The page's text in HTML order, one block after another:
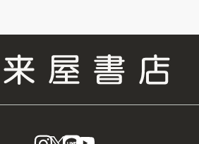
instagram
X LINE